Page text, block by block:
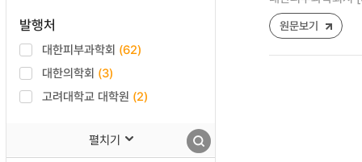
발행처
대한피부과학회 (62)
대한의학회 (3)
고려대학교 대학원 (2)
펼치기
원문보기